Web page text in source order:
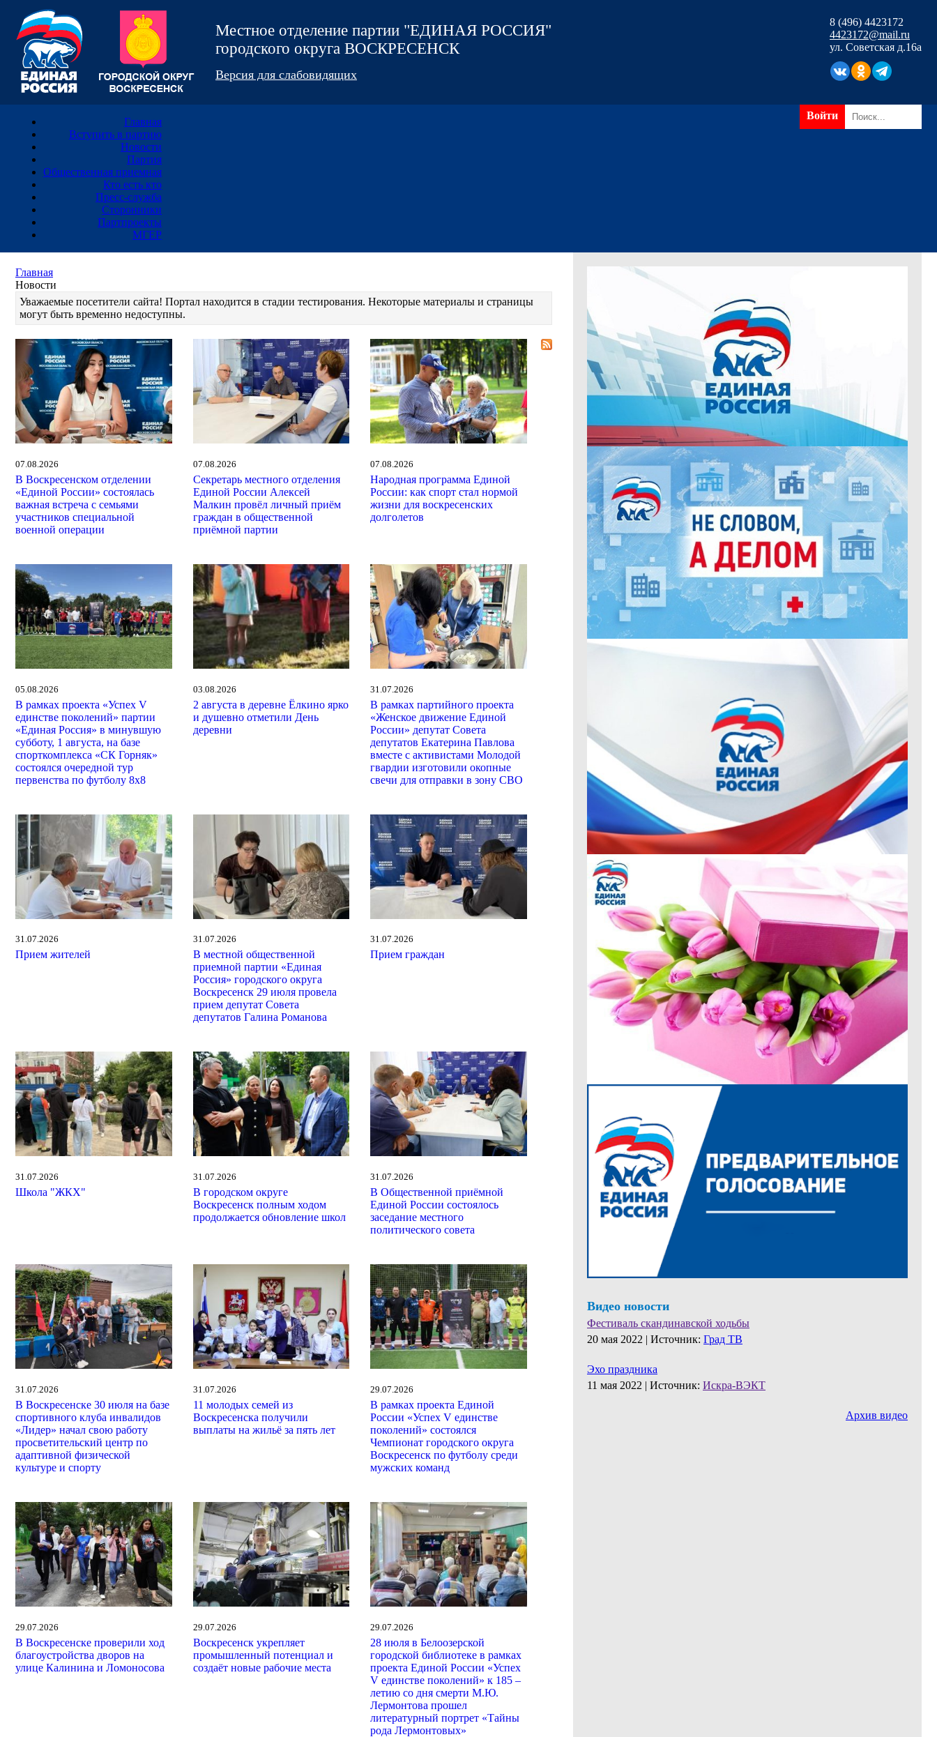
Местное отделение партии "ЕДИНАЯ РОССИЯ"
городского округа ВОСКРЕСЕНСК
Версия для слабовидящих
8 (496) 4423172
4423172@mail.ru
ул. Советская д.16а
Главная
Вступить в партию
Новости
Партия
Общественная приемная
Кто есть кто
Пресс-служба
Сторонники
Партпроекты
МГЕР
Войти
Главная
Новости
Уважаемые посетители сайта! Портал находится в стадии тестирования. Некоторые материалы и страницы
могут быть временно недоступны.
07.08.2026
В Воскресенском отделении
«Единой России» состоялась
важная встреча с семьями
участников специальной
военной операции
07.08.2026
Секретарь местного отделения
Единой России Алексей
Малкин провёл личный приём
граждан в общественной
приёмной партии
07.08.2026
Народная программа Единой
России: как спорт стал нормой
жизни для воскресенских
долголетов
05.08.2026
В рамках проекта «Успех V
единстве поколений» партии
«Единая Россия» в минувшую
субботу, 1 августа, на базе
спорткомплекса «СК Горняк»
состоялся очередной тур
первенства по футболу 8х8
03.08.2026
2 августа в деревне Ёлкино ярко
и душевно отметили День
деревни
31.07.2026
В рамках партийного проекта
«Женское движение Единой
России» депутат Совета
депутатов Екатерина Павлова
вместе с активистами Молодой
гвардии изготовили окопные
свечи для отправки в зону СВО
31.07.2026
Прием жителей
31.07.2026
В местной общественной
приемной партии «Единая
Россия» городского округа
Воскресенск 29 июля провела
прием депутат Совета
депутатов Галина Романова
31.07.2026
Прием граждан
31.07.2026
Школа "ЖКХ"
31.07.2026
В городском округе
Воскресенск полным ходом
продолжается обновление школ
31.07.2026
В Общественной приёмной
Единой России состоялось
заседание местного
политического совета
31.07.2026
В Воскресенске 30 июля на базе
спортивного клуба инвалидов
«Лидер» начал свою работу
просветительский центр по
адаптивной физической
культуре и спорту
31.07.2026
11 молодых семей из
Воскресенска получили
выплаты на жильё за пять лет
29.07.2026
В рамках проекта Единой
России «Успех V единстве
поколений» состоялся
Чемпионат городского округа
Воскресенск по футболу среди
мужских команд
29.07.2026
В Воскресенске проверили ход
благоустройства дворов на
улице Калинина и Ломоносова
29.07.2026
Воскресенск укрепляет
промышленный потенциал и
создаёт новые рабочие места
29.07.2026
28 июля в Белоозерской
городской библиотеке в рамках
проекта Единой России «Успех
V единстве поколений» к 185 –
летию со дня смерти М.Ю.
Лермонтова прошел
литературный портрет «Тайны
рода Лермонтовых»
Видео новости
Фестиваль скандинавской ходьбы
20 мая 2022 | Источник: Град ТВ
Эхо праздника
11 мая 2022 | Источник: Искра-ВЭКТ
Архив видео